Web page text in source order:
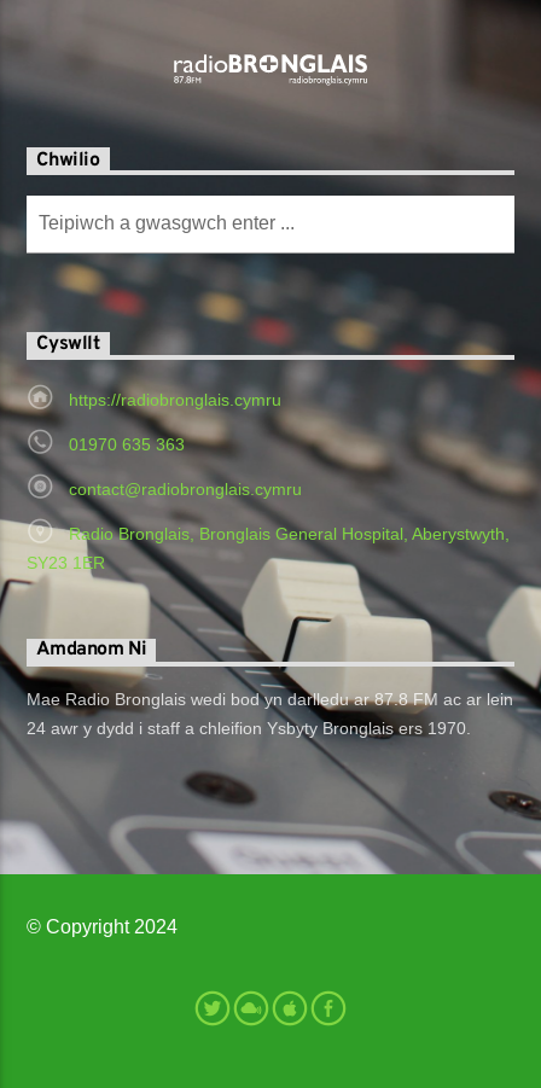
Chwilio
Cyswllt
https://radiobronglais.cymru
01970 635 363
contact@radiobronglais.cymru
Radio Bronglais, Bronglais General Hospital, Aberystwyth,
SY23 1ER
Amdanom Ni
Mae Radio Bronglais wedi bod yn darlledu ar 87.8 FM ac ar lein
24 awr y dydd i staff a chleifion Ysbyty Bronglais ers 1970.
© Copyright 2024